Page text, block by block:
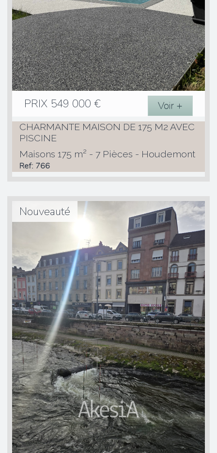
PRIX 549 000 € Voir +
CHARMANTE MAISON DE 175 M2 AVEC
PISCINE
Maisons 175 m² - 7 Pièces - Houdemont
Ref: 766
Nouveauté